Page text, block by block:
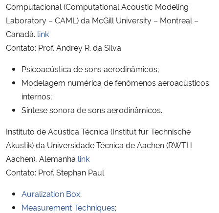
Ministério da Educação
Ministério da Cidadania
Ministério de Minas e Energia
Ministério da Ciência, Tecnologia, Inovações e Comunicações
Ministério do Meio Ambiente
Ministério do Desenvolvimento Regional
Computacional (Computational Acoustic Modeling
Laboratory – CAML) da McGill University – Montreal –
Canadá. link
Contato: Prof. Andrey R. da Silva
Psicoacústica de sons aerodinâmicos;
Modelagem numérica de fenômenos aeroacústicos
internos;
Síntese sonora de sons aerodinâmicos.
Instituto de Acústica Técnica (Institut für Technische
Akustik) da Universidade Técnica de Aachen (RWTH
Aachen), Alemanha link
Contato: Prof. Stephan Paul
Auralization Box;
Measurement Techniques;